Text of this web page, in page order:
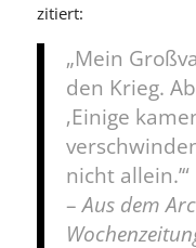
zitiert:
„Mein
den Krieg.
‚Einige
nicht allein.’“
–Aus dem